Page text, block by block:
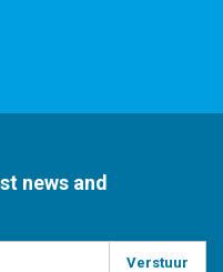
news and
Verstuur